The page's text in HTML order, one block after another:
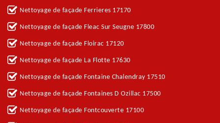
Nettoyage de façade Ferrieres 17170
Nettoyage de façade Fleac Sur Seugne 17800
Nettoyage de façade Floirac 17120
Nettoyage de façade La Flotte 17630
Nettoyage de façade Fontaine Chalendray 17510
Nettoyage de façade Fontaines D Ozillac 17500
Nettoyage de façade Fontcouverte 17100